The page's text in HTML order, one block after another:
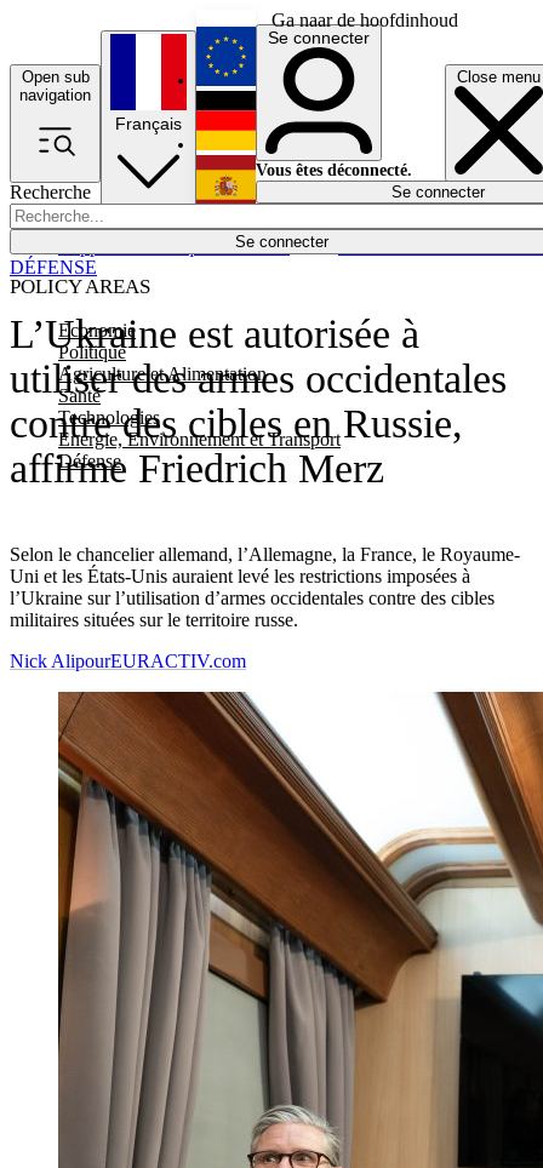
Ga naar de hoofdinhoud
Open sub
navigation
Close menu
Recherche
Se connecter
POLICY AREAS
Economie
Politique
Agriculture et Alimentation
Santé
Technologies
Energie, Environnement et Transport
Défense
Économie
Français
English
Deutsch
Español
Se connecter
Vous êtes déconnecté.
Se connecter
L’Ukraine est autorisée à
utiliser des armes occidentales
contre des cibles en Russie,
affirme Friedrich Merz
Selon le chancelier allemand, l’Allemagne, la France, le Royaume-
Uni et les États-Unis auraient levé les restrictions imposées à
l’Ukraine sur l’utilisation d’armes occidentales contre des cibles
militaires situées sur le territoire russe.
DÉFENSE
Nick AlipourEURACTIV.com